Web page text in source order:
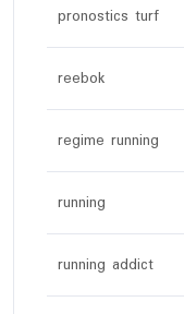
pronostics turf
reebok
regime running
running
running addict